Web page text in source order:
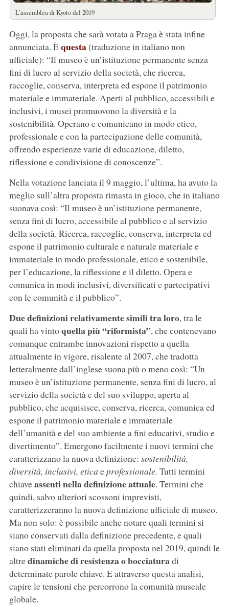
L’assemblea di Kyoto del 2019
Oggi, la proposta che sarà votata a Praga è stata infine
annunciata. Èquesta(traduzione in italiano non
ufficiale): “Il museo è un’istituzione permanente senza
fini di lucro al servizio della società, che ricerca,
raccoglie, conserva, interpreta ed espone il patrimonio
materiale e immateriale. Aperti al pubblico, accessibili e
inclusivi, i musei promuovono la diversità e la
sostenibilità. Operano e comunicano in modo etico,
professionale e con la partecipazione delle comunità,
offrendo esperienze varie di educazione, diletto,
riflessione e condivisione di conoscenze”.
Nella votazione lanciata il 9 maggio, l’ultima, ha avuto la
meglio sull’altra proposta rimasta in gioco, che in italiano
suonava così: “Il museo è un’istituzione permanente,
senza fini di lucro, accessibile al pubblico e al servizio
della società. Ricerca, raccoglie, conserva, interpreta ed
espone il patrimonio culturale e naturale materiale e
immateriale in modo professionale, etico e sostenibile,
per l’educazione, la riflessione e il diletto. Opera e
comunica in modi inclusivi, diversificati e partecipativi
con le comunità e il pubblico”.
Due definizioni relativamente simili tra loro, tra le
quali ha vintoquella più “riformista”, che contenevano
comunque entrambe innovazioni rispetto a quella
attualmente in vigore, risalente al 2007, che tradotta
letteralmente dall’inglese suona più o meno così: “Un
museo è un’istituzione permanente, senza fini di lucro, al
servizio della società e del suo sviluppo, aperta al
pubblico, che acquisisce, conserva, ricerca, comunica ed
espone il patrimonio materiale e immateriale
dell’umanità e del suo ambiente a fini educativi, studio e
divertimento”. Emergono facilmente i nuovi termini che
caratterizzano la nuova definizione: sostenibilità,
diversità, inclusivi, etica eprofessionale. Tutti termini
chiaveassenti nella definizione attuale. Termini che
quindi, salvo ulteriori scossoni imprevisti,
caratterizzeranno la nuova definizione ufficiale di museo.
Ma non solo: è possibile anche notare quali termini si
siano conservati dalla definizione precedente, e quali
siano stati eliminati da quella proposta nel 2019, quindi le
altredinamiche di resistenza o bocciaturadi
determinate parole chiave. E attraverso questa analisi,
capire le tensioni che percorrono la comunità museale
globale.